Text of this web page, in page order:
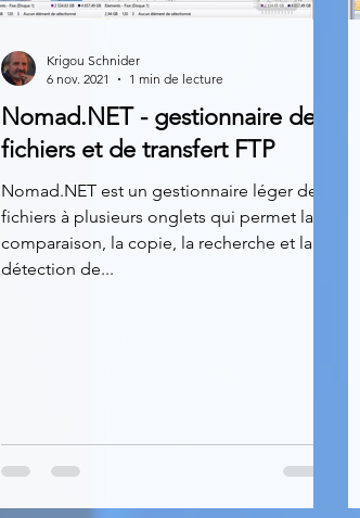
Nomad.NET - gestionnaire de
fichiers et de transfert FTP
Nomad.NET est un gestionnaire léger de
fichiers à plusieurs onglets qui permet la
comparaison, la copie, la recherche et la
détection de...
Krigou Schnider
6 nov. 2021
1 min de lecture